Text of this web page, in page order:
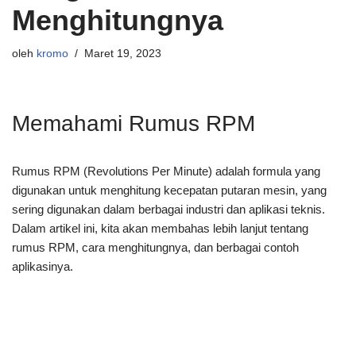
Menghitungnya
oleh kromo Maret 19, 2023
Memahami Rumus RPM
Rumus RPM (Revolutions Per Minute) adalah formula yang
digunakan untuk menghitung kecepatan putaran mesin, yang
sering digunakan dalam berbagai industri dan aplikasi teknis.
Dalam artikel ini, kita akan membahas lebih lanjut tentang
rumus RPM, cara menghitungnya, dan berbagai contoh
aplikasinya.